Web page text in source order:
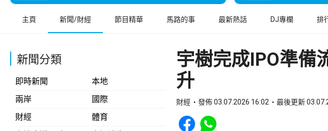
主頁 新聞/財經 節目精華 馬路的事 最新熱話 DJ專欄 排
新聞分類
即時新聞
本地
兩岸
國際
財經
體育
宇樹完成IPO準
升
財經 發佈 03.07.2026 16:02 最後更新
Share to Facebook
Share to WhatsApp